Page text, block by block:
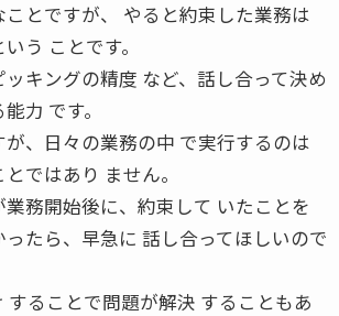
とですが、 やると約束した業務は
う ことです。
キングの精度 など、話し合って決め
力 です。
、日々の業務の中 で実行するのは
ではあり ません。
務開始後に、約束して いたことを
たら、早急に 話し合ってほしいので
することで問題が解決 することもあ